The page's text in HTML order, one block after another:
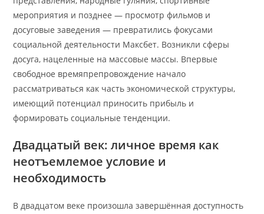
мероприятия и позднее — просмотр фильмов и
досуговые заведения — превратились фокусами
социальной деятельности Максбет. Возникли сферы
досуга, нацеленные на массовые массы. Впервые
свободное времяпрепровождение начало
рассматриваться как часть экономической структуры,
имеющий потенциал приносить прибыль и
формировать социальные тенденции.
Двадцатый век: личное время как
неотъемлемое условие и
необходимость
В двадцатом веке произошла завершённая доступность